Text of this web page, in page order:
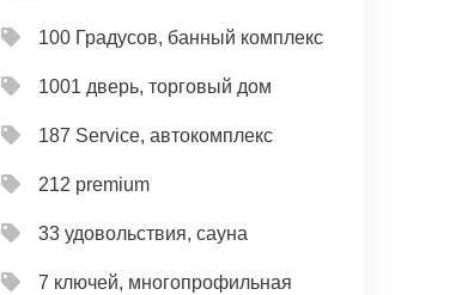
100 Градусов, банный комплекс
1001 дверь, торговый дом
187 Service, автокомплекс
212 premium
33 удовольствия, сауна
7 ключей, многопрофильная